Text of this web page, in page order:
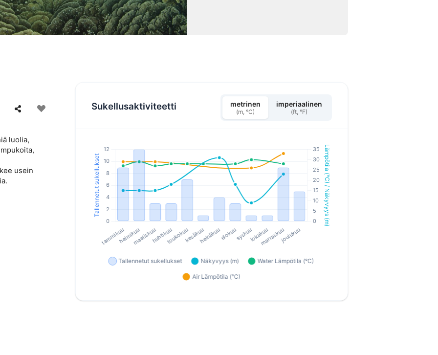
luolia,
usein
Sukellusaktiviteetti metrinen
(m, °C)
imperiaalinen
(ft, °F)